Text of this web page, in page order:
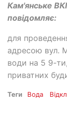
Кам'янське
повідомляє:
для
адресою вул.
води на 5 9-
приватних
Теги Вода